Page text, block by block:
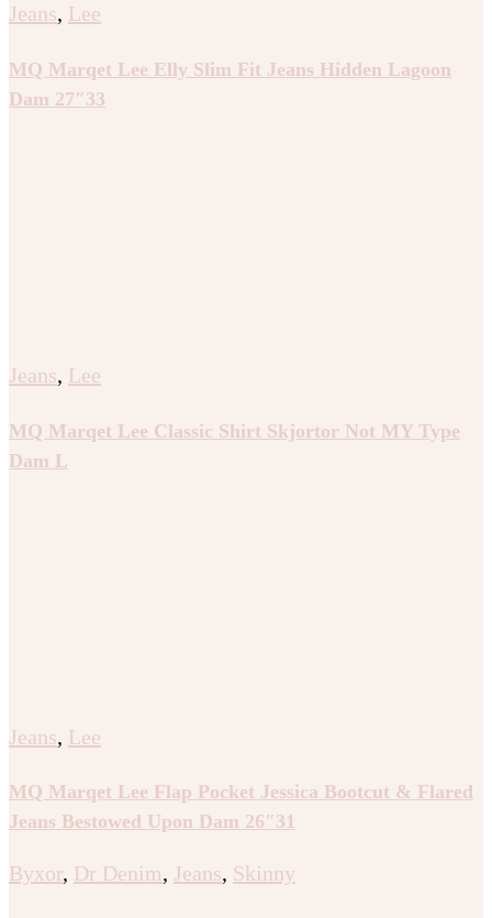
Jeans, Lee
MQ Marqet Lee Elly Slim Fit Jeans Hidden Lagoon
Dam 27″33
Jeans, Lee
MQ Marqet Lee Classic Shirt Skjortor Not MY Type
Dam L
Jeans, Lee
MQ Marqet Lee Flap Pocket Jessica Bootcut & Flared
Jeans Bestowed Upon Dam 26″31
Byxor, Dr Denim, Jeans, Skinny